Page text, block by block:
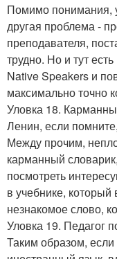
Помимо понимания,
другая проблема -
преподавателя,
трудно. Но и тут
Native Speakers и
максимально точно
Уловка 18.
Ленин, если
Между прочим,
карманный
посмотреть
в учебнике,
незнакомое слово,
Уловка 19. Педагог
Таким образом, если